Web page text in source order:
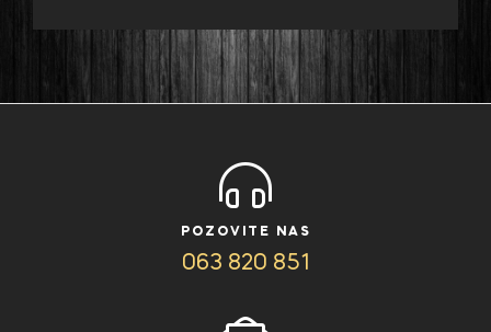
POZOVITE NAS
063 820 851